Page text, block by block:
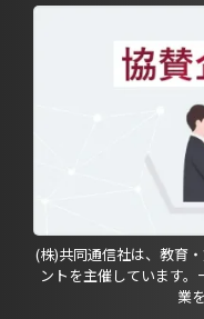
(株)共同通信社は、教育
ントを主催しています
業